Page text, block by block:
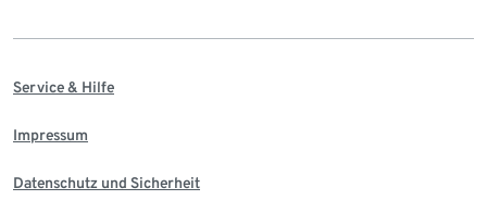
Service & Hilfe
Impressum
Datenschutz und Sicherheit